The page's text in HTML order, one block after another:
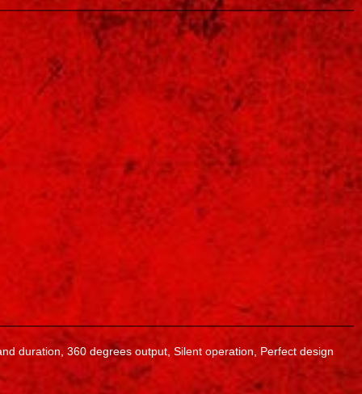
duration, 360 degrees output, Silent operation, Perfect design